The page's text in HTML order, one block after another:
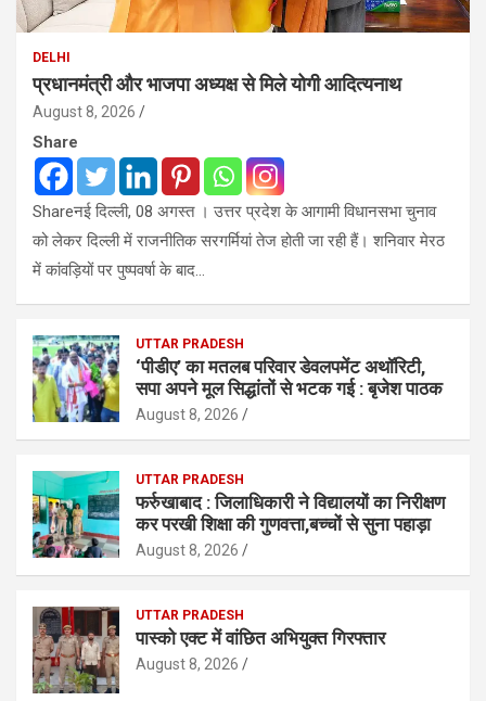
DELHI
प्रधानमंत्री और भाजपा अध्यक्ष से मिले योगी आदित्यनाथ
August 8, 2026
Share
Shareनई दिल्ली, 08 अगस्त । उत्तर प्रदेश के आगामी विधानसभा चुनाव
को लेकर दिल्ली में राजनीतिक सरगर्मियां तेज होती जा रही हैं। शनिवार मेरठ
में कांवड़ियों पर पुष्पवर्षा के बाद…
UTTAR PRADESH
‘पीडीए’ का मतलब परिवार डेवलपमेंट अथॉरिटी,
सपा अपने मूल सिद्धांतों से भटक गई : बृजेश पाठक
August 8, 2026
UTTAR PRADESH
फर्रुखाबाद : जिलाधिकारी ने विद्यालयों का निरीक्षण
कर परखी शिक्षा की गुणवत्ता,बच्चों से सुना पहाड़ा
August 8, 2026
UTTAR PRADESH
पास्को एक्ट में वांछित अभियुक्त गिरफ्तार
August 8, 2026